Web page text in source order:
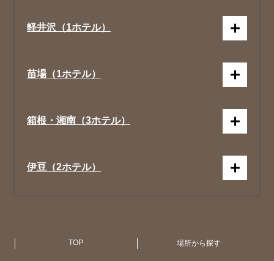
軽井沢（1ホテル）
苗場（1ホテル）
箱根・湘南（3ホテル）
伊豆（2ホテル）
TOP 場所から探す